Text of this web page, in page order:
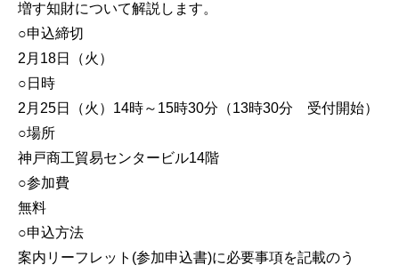
増す知財について解説します。
○申込締切
2月18日（火）
○日時
2月25日（火）14時～15時30分（13時30分 受付開始）
○場所
神戸商工貿易センタービル14階
○参加費
無料
○申込方法
案内リーフレット(参加申込書)に必要事項を記載のう